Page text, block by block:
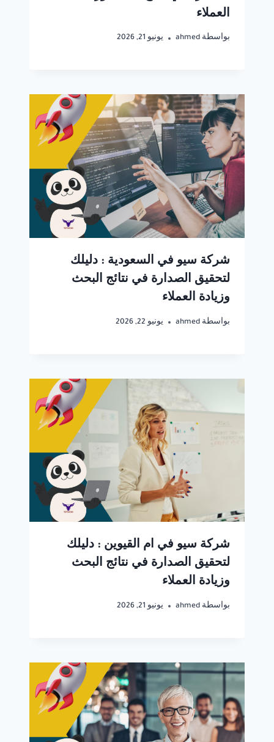
العملاء
بواسطة ahmed يونيو 21, 2026
شركة سيو في السعودية : دليلك
لتحقيق الصدارة في نتائج البحث
وزيادة العملاء
بواسطة ahmed يونيو 22, 2026
شركة سيو في ام القيوين : دليلك
لتحقيق الصدارة في نتائج البحث
وزيادة العملاء
بواسطة ahmed يونيو 21, 2026